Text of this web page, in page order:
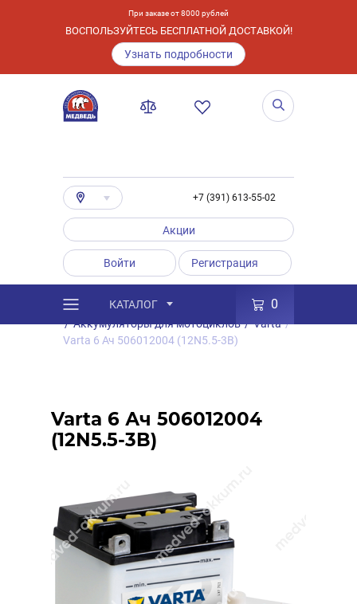
При заказе от 8000 рублей
ВОСПОЛЬЗУЙТЕСЬ БЕСПЛАТНОЙ ДОСТАВКОЙ!
Узнать подробности
+7 (391) 613-55-02
Акции
Войти Регистрация
КАТАЛОГ 0
Каталог / Товары
Аккумуляторы
/ Аккумуляторы для мотоциклов / Varta /
Varta 6 Ач 506012004 (12N5.5-3B)
Varta 6 Ач 506012004
(12N5.5-3B)